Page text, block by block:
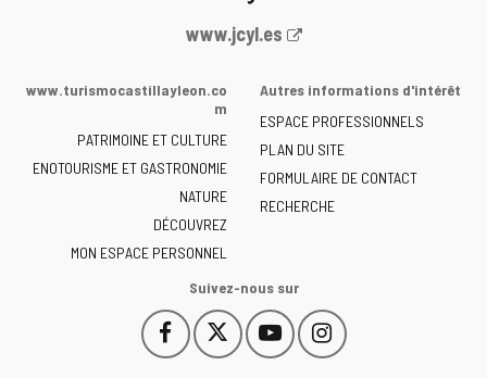
Portail
la
de
Castilla
y
León
-
www.jcyl.es
www.turismocastillayleon.co
m
PATRIMOINE ET CULTURE
ENOTOURISME ET GASTRONOMIE
NATURE
DÉCOUVREZ
MON ESPACE PERSONNEL
Autres informations d'intérêt
ESPACE PROFESSIONNELS
PLAN DU SITE
FORMULAIRE DE CONTACT
RECHERCHE
Suivez-nous sur
Facebook
Este
enlace
Este
enlace
YouTube
Este
enlace
Instagram
Este
enlace